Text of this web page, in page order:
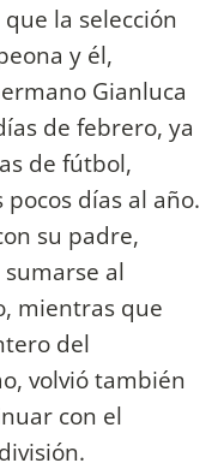
la selección
y él,
Gianluca
de febrero, ya
de fútbol,
días al año.
su padre,
al
mientras que
del
volvió también
con el